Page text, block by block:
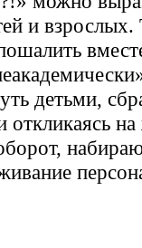
и
детьми,
откликаясь